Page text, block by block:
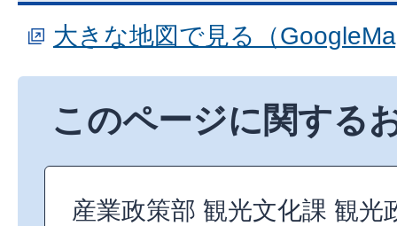
大きな地図で見る（
このページに関する
産業政策部 観光文化課 観光